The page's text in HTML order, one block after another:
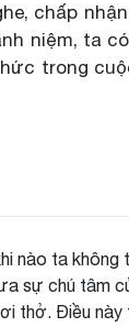
chấp
niệm, ta
trong
nào ta
sự chú tâm
thở. Điều